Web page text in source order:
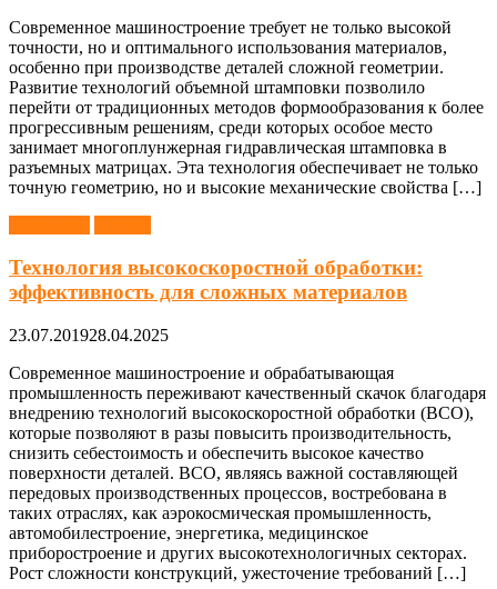
Современное машиностроение требует не только высокой
точности, но и оптимального использования материалов,
особенно при производстве деталей сложной геометрии.
Развитие технологий объемной штамповки позволило
перейти от традиционных методов формообразования к более
прогрессивным решениям, среди которых особое место
занимает многоплунжерная гидравлическая штамповка в
разъемных матрицах. Эта технология обеспечивает не только
точную геометрию, но и высокие механические свойства […]
Технология высокоскоростной обработки:
эффективность для сложных материалов
23.07.201928.04.2025
Современное машиностроение и обрабатывающая
промышленность переживают качественный скачок благодаря
внедрению технологий высокоскоростной обработки (ВСО),
которые позволяют в разы повысить производительность,
снизить себестоимость и обеспечить высокое качество
поверхности деталей. ВСО, являясь важной составляющей
передовых производственных процессов, востребована в
таких отраслях, как аэрокосмическая промышленность,
автомобилестроение, энергетика, медицинское
приборостроение и других высокотехнологичных секторах.
Рост сложности конструкций, ужесточение требований […]